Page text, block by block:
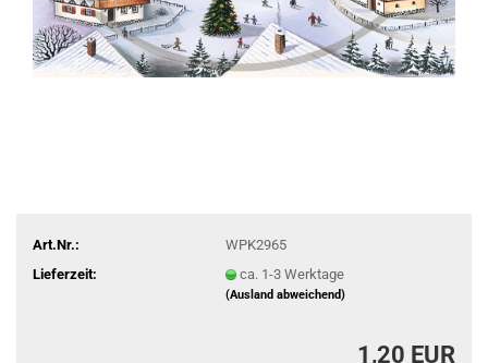
Art.Nr.:
WPK2965
Lieferzeit:
ca. 1-3 Werktage
(Ausland abweichend)
1,20 EUR